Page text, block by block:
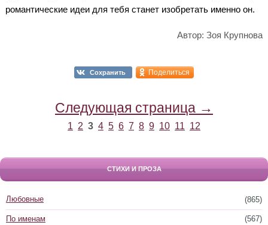
романтические идеи для тебя станет изобретать именно он.
Автор: Зоя Крупнова
Сохранить Поделиться
Следующая страница →
1 2 3 4 5 6 7 8 9 10 11 12
СТИХИ И ПРОЗА
(865)
Любовные
(567)
По именам